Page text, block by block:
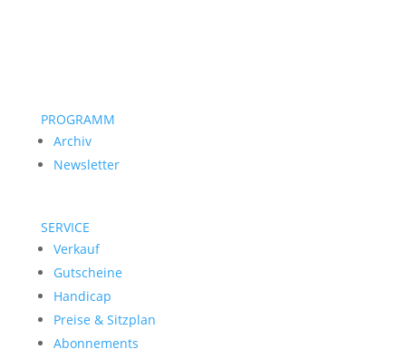
PROGRAMM
Archiv
Newsletter
SERVICE
Verkauf
Gutscheine
Handicap
Preise & Sitzplan
Abonnements